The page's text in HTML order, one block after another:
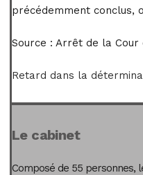
précédemment conclus,
Source : Arrêt de la Cour
Retard dans la
Le cabinet
Composé de 55 personnes,